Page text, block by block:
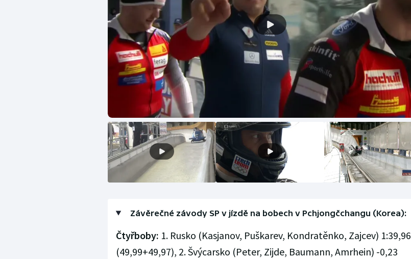
Závěrečné závody SP v jízdě na bobech v Pchjongčchangu (Korea):
Čtyřboby: 1. Rusko (Kasjanov, Puškarev, Kondratěnko, Zajcev) 1:39,96
(49,99+49,97), 2. Švýcarsko (Peter, Zijde, Baumann, Amrhein) -0,23